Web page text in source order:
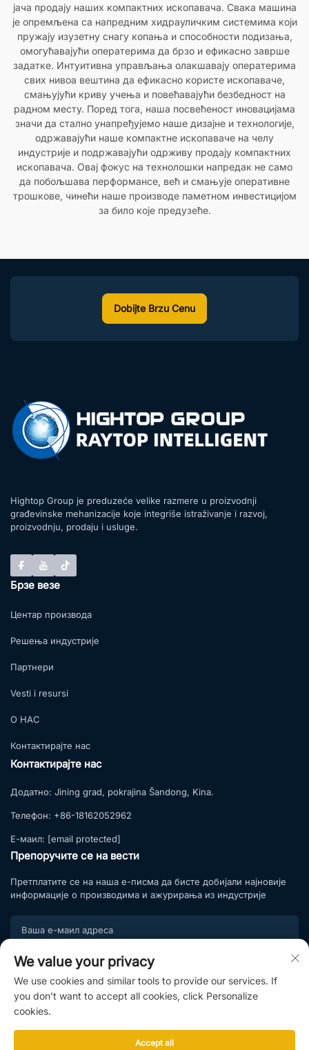
јача продају наших компактних ископавача. Свака машина
је опремљена са напредним хидрауличким системима који
пружају изузетну снагу копања и способности подизања,
омогућавајући оператерима да брзо и ефикасно заврше
задатке. Интуитивна управљања олакшавају оператерима
свих нивоа вештина да ефикасно користе ископаваче,
смањујући криву учења и повећавајући безбедност на
радном месту. Поред тога, наша посвећеност иновацијама
значи да стално унапређујемо наше дизајне и технологије,
одржавајући наше компактне ископаваче на челу
индустрије и подржавајући одрживу продају компактних
ископавача. Овај фокус на технолошки напредак не само
да побољшава перформансе, већ и смањује оперативне
трошкове, чинећи наше производе паметном инвестицијом
за било које предузеће.
Dobijte Brzu Cenu
Hightop Group je preduzeće velike razmere u proizvodnji
građevinske mehanizacije koje integriše istraživanje i razvoj,
proizvodnju, prodaju i usluge.
Брзе везе
Центар производа
Решења индустрије
Партнери
Vesti i resursi
О НАС
Контактирајте нас
Контактирајте нас
Додатно: Jining grad, pokrajina Šandong, Kina.
Телефон: +86-18162052962
Е-маил: [email protected]
Препоручите се на вести
Претплатите се на наша е-писма да бисте добијали најновије
информације о производима и ажурирања из индустрије
Подпишите се
Придружите се нашој листи претплате и уживајте у
ексклузивним понудама и стручним саветима.
We value your privacy
We use cookies and similar tools to provide our services. If
you don't want to accept all cookies, click Personalize
cookies.
Accept all